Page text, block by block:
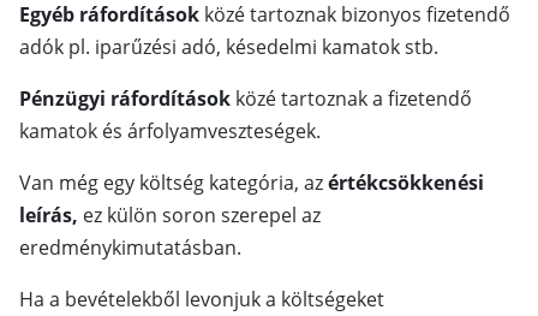
Egyéb ráfordítások közé tartoznak bizonyos fizetendő
adók pl. iparűzési adó, késedelmi kamatok stb.
Pénzügyi ráfordítások közé tartoznak a fizetendő
kamatok és árfolyamveszteségek.
Van még egy költség kategória, azértékcsökkenési
leírás, ez külön soron szerepel az
eredménykimutatásban.
Ha a bevételekből levonjuk a költségeket